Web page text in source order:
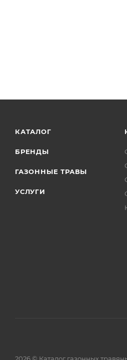
КАТАЛОГ
БРЕНДЫ
ГАЗОННЫЕ ТРАВЫ
УСЛУГИ